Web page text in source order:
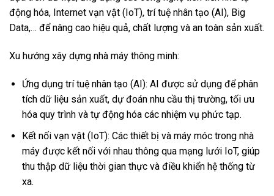
động hóa, Internet vạn vật (IoT), trí tuệ nhân tạo (AI), Big
Data,… để nâng cao hiệu quả, chất lượng và an toàn sản xuất.
Xu hướng xây dựng nhà máy thông minh:
Ứng dụng trí tuệ nhân tạo (AI): AI được sử dụng để phân
tích dữ liệu sản xuất, dự đoán nhu cầu thị trường, tối ưu
hóa quy trình và tự động hóa các nhiệm vụ phức tạp.
Kết nối vạn vật (IoT): Các thiết bị và máy móc trong nhà
máy được kết nối với nhau thông qua mạng lưới IoT, giúp
thu thập dữ liệu thời gian thực và điều khiển hệ thống từ
xa.